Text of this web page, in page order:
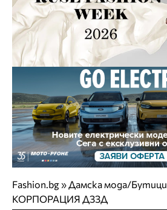
Fashion.bg»Дамска мода/Бутици
КОРПОРАЦИЯ ДЗЗД